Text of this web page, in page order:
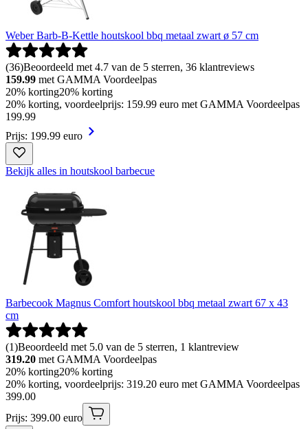
Weber Barb-B-Kettle houtskool bbq metaal zwart ø 57 cm
(36)Beoordeeld met 4.7 van de 5 sterren, 36 klantreviews
159.99 met GAMMA Voordeelpas
20% korting20% korting
20% korting, voordeelprijs: 159.99 euro met GAMMA Voordeelpas
199.99
Prijs: 199.99 euro
Bekijk alles in houtskool barbecue
Barbecook Magnus Comfort houtskool bbq metaal zwart 67 x 43
cm
(1)Beoordeeld met 5.0 van de 5 sterren, 1 klantreview
319.20 met GAMMA Voordeelpas
20% korting20% korting
20% korting, voordeelprijs: 319.20 euro met GAMMA Voordeelpas
399.00
Prijs: 399.00 euro